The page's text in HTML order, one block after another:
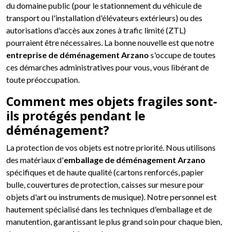
du domaine public (pour le stationnement du véhicule de
transport ou l'installation d'élévateurs extérieurs) ou des
autorisations d'accès aux zones à trafic limité (ZTL)
pourraient être nécessaires. La bonne nouvelle est que notre
entreprise de déménagement Arzano s'occupe de toutes
ces démarches administratives pour vous, vous libérant de
toute préoccupation.
Comment mes objets fragiles sont-
ils protégés pendant le
déménagement?
La protection de vos objets est notre priorité. Nous utilisons
des matériaux d'emballage de déménagement Arzano
spécifiques et de haute qualité (cartons renforcés, papier
bulle, couvertures de protection, caisses sur mesure pour
objets d'art ou instruments de musique). Notre personnel est
hautement spécialisé dans les techniques d'emballage et de
manutention, garantissant le plus grand soin pour chaque bien,